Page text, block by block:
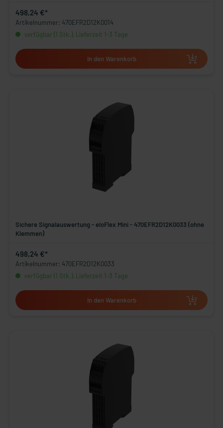
498,24 €*
Artikelnummer: 470EFR2D12K0014
verfügbar (1 Stk.), Lieferzeit 1-3 Tage
In den Warenkorb
Sichere Signalauswertung - eloFlex Mini - 470EFR2D12K0033 (ohne
Klemmen)
498,24 €*
Artikelnummer: 470EFR2D12K0033
verfügbar (1 Stk.), Lieferzeit 1-3 Tage
In den Warenkorb